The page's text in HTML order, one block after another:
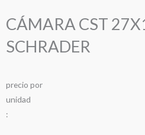
CÁMARA CST
SCHRADER
precio por
unidad
: